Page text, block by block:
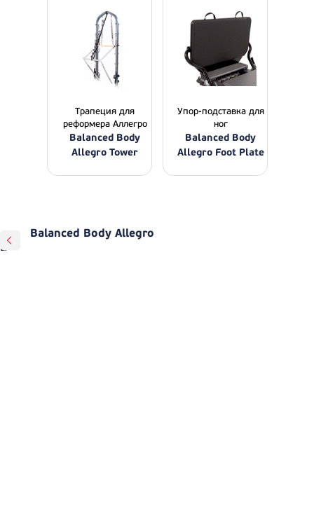
Трапеция для
реформера Аллегро
Balanced Body
Allegro Tower
Упор-подставка для
ног
Balanced Body
Allegro Foot Plate
Balanced Body Allegro
2